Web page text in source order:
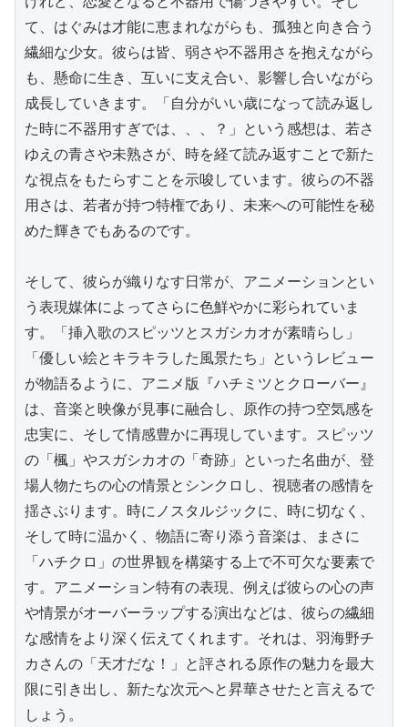
て、はぐみは才能に恵まれながらも、孤独と向き合う
繊細な少女。彼らは皆、弱さや不器用さを抱えながら
も、懸命に生き、互いに支え合い、影響し合いながら
成長していきます。「自分がいい歳になって読み返し
た時に不器用すぎでは、、、？」という感想は、若さ
ゆえの青さや未熟さが、時を経て読み返すことで新た
な視点をもたらすことを示唆しています。彼らの不器
用さは、若者が持つ特権であり、未来への可能性を秘
めた輝きでもあるのです。
そして、彼らが織りなす日常が、アニメーションとい
う表現媒体によってさらに色鮮やかに彩られていま
す。「挿入歌のスピッツとスガシカオが素晴らし」
「優しい絵とキラキラした風景たち」というレビュー
が物語るように、アニメ版『ハチミツとクローバー』
は、音楽と映像が見事に融合し、原作の持つ空気感を
忠実に、そして情感豊かに再現しています。スピッツ
の「楓」やスガシカオの「奇跡」といった名曲が、登
場人物たちの心の情景とシンクロし、視聴者の感情を
揺さぶります。時にノスタルジックに、時に切なく、
そして時に温かく、物語に寄り添う音楽は、まさに
「ハチクロ」の世界観を構築する上で不可欠な要素で
す。アニメーション特有の表現、例えば彼らの心の声
や情景がオーバーラップする演出などは、彼らの繊細
な感情をより深く伝えてくれます。それは、羽海野チ
カさんの「天才だな！」と評される原作の魅力を最大
限に引き出し、新たな次元へと昇華させたと言えるで
しょう。